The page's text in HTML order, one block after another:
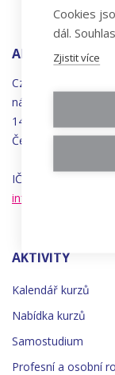
ADRESA
Czechitas, z.ú.
náměstí
140 00 Praha 4 -
Česká republika
IČO 22834958 |
info@czechitas.cz
AKTIVITY
Kalendář kurzů
Nabídka kurzů
Samostudium
Profesní a osobní
Cookies
dál.
Zjistit více